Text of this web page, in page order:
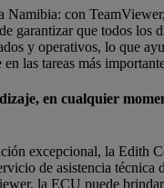
Namibia: con
garantizar que todos los
y operativos, lo que
las tareas más
en cualquier
excepcional, la Edith
de asistencia técnica
la ECU puede